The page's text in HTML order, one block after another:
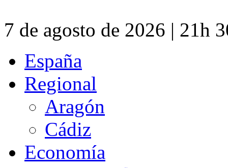
7 de agosto de 2026 | 21h
España
Regional
Aragón
Cádiz
Economía